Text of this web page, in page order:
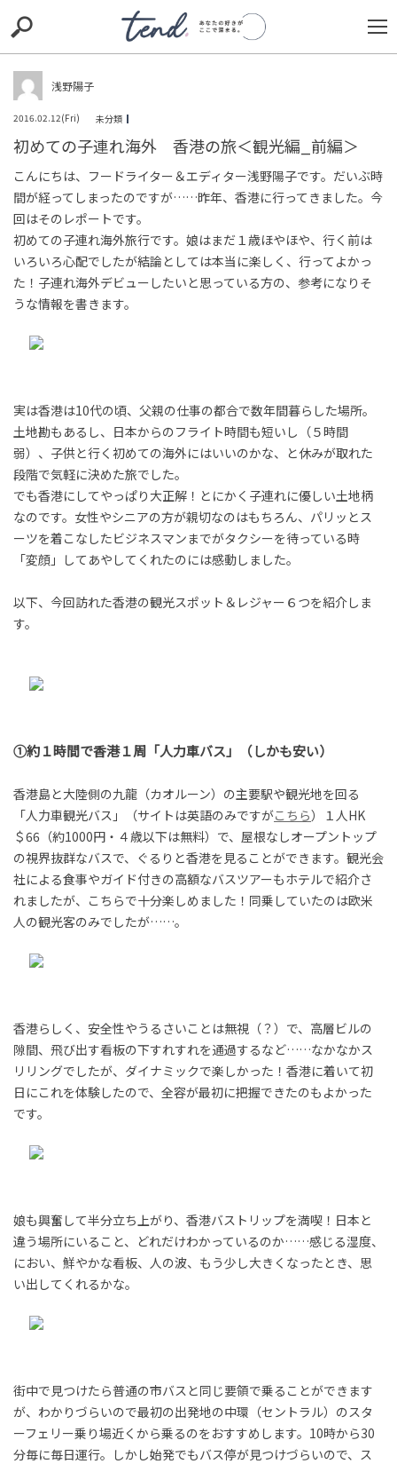
tend Editorial Team
「帰ってこないなら渡さない！」8000万の土地を盾に極
端な二択を迫る義父。見えない義父からの圧力に背筋が
凍った
TREND（トレンド深堀）
STORY
tend Editorial Team
公園の遊具に「乗りなさいシンジ君」。あまりにエヴァ
すぎる光景に「これに乗せるために僕を呼んだの？」と
浅野陽子
2016.02.12(Fri) 未分類
初めての子連れ海外 香港の旅＜観光編_前編＞
こんにちは、フードライター＆エディター浅野陽子です。だいぶ時
間が経ってしまったのですが……昨年、香港に行ってきました。今
回はそのレポートです。
初めての子連れ海外旅行です。娘はまだ１歳ほやほや、行く前は
いろいろ心配でしたが結論としては本当に楽しく、行ってよかっ
た！子連れ海外デビューしたいと思っている方の、参考になりそ
うな情報を書きます。
実は香港は10代の頃、父親の仕事の都合で数年間暮らした場所。
土地勘もあるし、日本からのフライト時間も短いし（５時間
弱）、子供と行く初めての海外にはいいのかな、と休みが取れた
段階で気軽に決めた旅でした。
でも香港にしてやっぱり大正解！とにかく子連れに優しい土地柄
なのです。女性やシニアの方が親切なのはもちろん、パリッとス
ーツを着こなしたビジネスマンまでがタクシーを待っている時
「変顔」してあやしてくれたのには感動しました。
以下、今回訪れた香港の観光スポット＆レジャー６つを紹介しま
す。
①約１時間で香港１周「人力車バス」（しかも安い）
香港島と大陸側の九龍（カオルーン）の主要駅や観光地を回る
「人力車観光バス」（サイトは英語のみですがこちら）１人HK
＄66（約1000円・４歳以下は無料）で、屋根なしオープントップ
の視界抜群なバスで、ぐるりと香港を見ることができます。観光会
社による食事やガイド付きの高額なバスツアーもホテルで紹介さ
れましたが、こちらで十分楽しめました！同乗していたのは欧米
人の観光客のみでしたが……。
香港らしく、安全性やうるさいことは無視（？）で、高層ビルの
隙間、飛び出す看板の下すれすれを通過するなど……なかなかス
リリングでしたが、ダイナミックで楽しかった！香港に着いて初
日にこれを体験したので、全容が最初に把握できたのもよかった
です。
娘も興奮して半分立ち上がり、香港バストリップを満喫！日本と
違う場所にいること、どれだけわかっているのか……感じる湿度、
におい、鮮やかな看板、人の波、もう少し大きくなったとき、思
い出してくれるかな。
街中で見つけたら普通の市バスと同じ要領で乗ることができます
が、わかりづらいので最初の出発地の中環（セントラル）のスタ
ーフェリー乗り場近くから乗るのをおすすめします。10時から30
分毎に毎日運行。しかし始発でもバス停が見つけづらいので、ス